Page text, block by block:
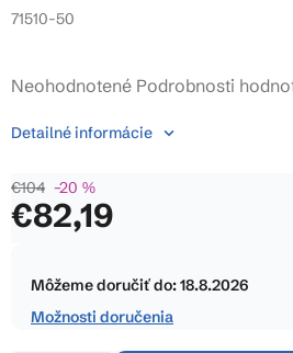
71510-50
Priemerné
produktu
0,0
z
Neohodnotené Podrobnosti
€104 –20 %
€82,19
cena:
Môžeme doručiť do:18.8.2026
Možnosti doručenia
Detailné informácie